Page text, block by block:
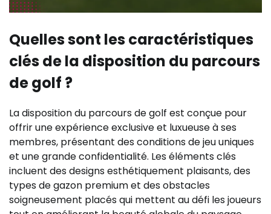
Quelles sont les caractéristiques
clés de la disposition du parcours
de golf ?
La disposition du parcours de golf est conçue pour
offrir une expérience exclusive et luxueuse à ses
membres, présentant des conditions de jeu uniques
et une grande confidentialité. Les éléments clés
incluent des designs esthétiquement plaisants, des
types de gazon premium et des obstacles
soigneusement placés qui mettent au défi les joueurs